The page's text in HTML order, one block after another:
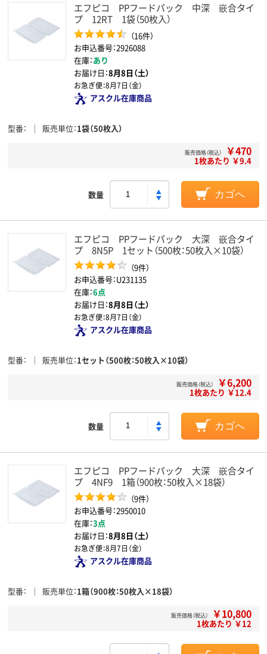
エフピコ PPフードパック 中深 嵌合タイ
プ 12RT 1袋（50枚入）
（16件）
お申込番号：2926088
在庫：あり
お届け日：8月8日（土）
お急ぎ便：8月7日（金）
アスクル在庫商品
型番 販売単位 1袋（50枚入）
販売価格（税込） ￥470
1枚あたり ￥9.4
数量 カゴへ
エフピコ PPフードパック 大深 嵌合タイ
プ 8N5P 1セット（500枚：50枚入×10袋）
（9件）
お申込番号：U231135
在庫：6点
お届け日：8月8日（土）
お急ぎ便：8月7日（金）
アスクル在庫商品
型番 販売単位 1セット（500枚：50枚入×10袋）
販売価格（税込） ￥6,200
1枚あたり ￥12.4
数量 カゴへ
エフピコ PPフードパック 大深 嵌合タイ
プ 4NF9 1箱（900枚：50枚入×18袋）
（9件）
お申込番号：2950010
在庫：3点
お届け日：8月8日（土）
お急ぎ便：8月7日（金）
アスクル在庫商品
型番 販売単位 1箱（900枚：50枚入×18袋）
販売価格（税込） ￥10,800
1枚あたり ￥12